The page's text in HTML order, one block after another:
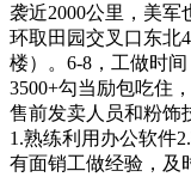
袭近2000公里，美
环取田园交叉口东北
楼）。6-8，工做时
3500+勾当励包吃住
售前发卖人员和粉饰
1.熟练利用办公软件
有面销工做经验，及